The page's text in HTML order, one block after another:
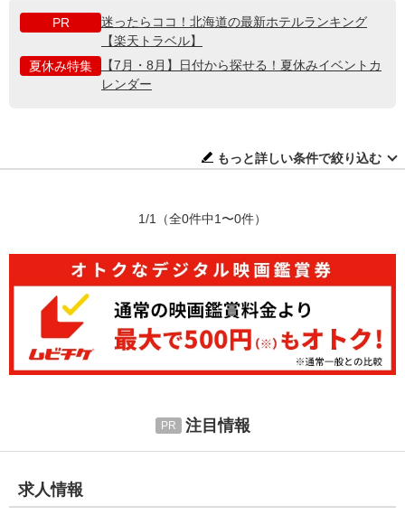
PR
迷ったらココ！北海道の最新ホテルランキング
【楽天トラベル】
夏休み特集
【7月・8月】日付から探せる！夏休みイベントカ
レンダー
もっと詳しい条件で絞り込む
1/1 （全0件中1〜0件）
注目情報
求人情報